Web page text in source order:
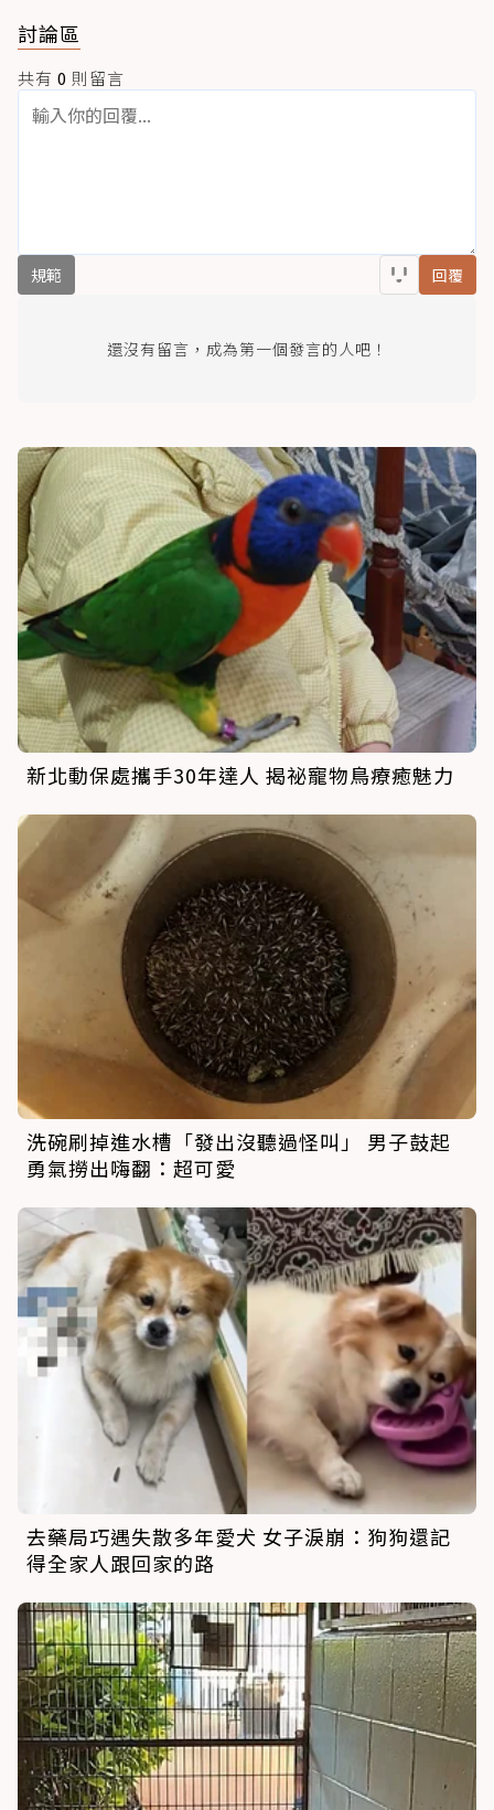
討論區
共有 0 則留言
規範 回覆
還沒有留言，成為第一個發言的人吧！
新北動保處攜手30年達人 揭祕寵物鳥療癒魅力
洗碗刷掉進水槽「發出沒聽過怪叫」 男子鼓起
勇氣撈出嗨翻：超可愛
去藥局巧遇失散多年愛犬 女子淚崩：狗狗還記
得全家人跟回家的路